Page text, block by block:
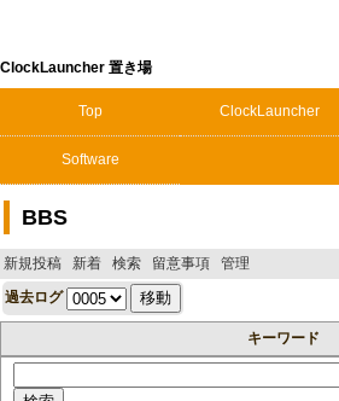
ClockLauncher 置き場
Top ClockLauncher
Software
BBS
新規投稿 新着 検索 留意事項 管理
過去ログ
キーワード